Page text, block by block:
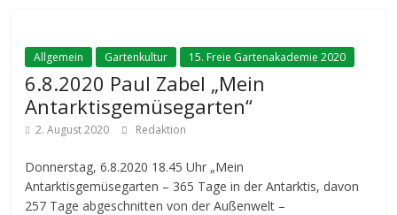
Allgemein Gartenkultur 15. Freie Gartenakademie 2020
6.8.2020 Paul Zabel „Mein
Antarktisgemüsegarten“
2. August 2020 Redaktion
Donnerstag, 6.8.2020 18.45 Uhr „Mein
Antarktisgemüsegarten – 365 Tage in der Antarktis, davon
257 Tage abgeschnitten von der Außenwelt –